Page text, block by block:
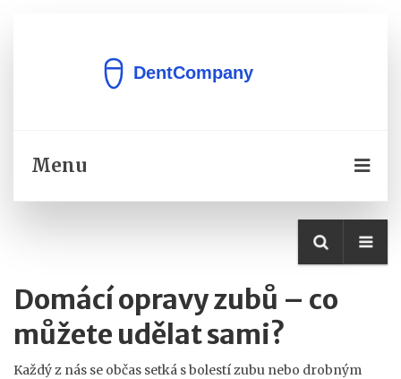
Menu
Domácí opravy zubů – co
můžete udělat sami?
Každý z nás se občas setká s bolestí zubu nebo drobným